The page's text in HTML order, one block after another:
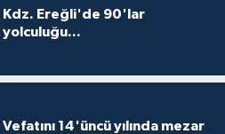
Kdz. Ereğli'de 90'lar
yolculuğu...
Vefatını 14'üncü yılında mezar